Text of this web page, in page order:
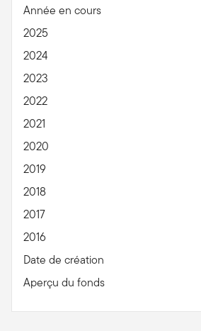
Année en cours
2025
2024
2023
2022
2021
2020
2019
2018
2017
2016
Date de création
Aperçu du fonds